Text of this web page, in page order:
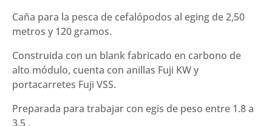
Z
Egi
m
1.8-
3.5)
cantidad
Caña para la pesca de cefalópodos al eging de 2,50
metros y 120 gramos.
Construida con un blank fabricado en carbono de
alto módulo, cuenta con anillas Fuji KW y
portacarretes Fuji VSS.
Preparada para trabajar con egis de peso entre 1.8 a
3.5 .